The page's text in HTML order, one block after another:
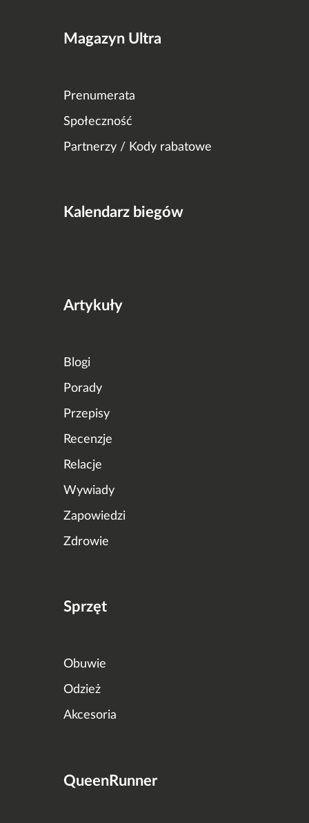
Magazyn Ultra
Prenumerata
Społeczność
Partnerzy / Kody rabatowe
Kalendarz biegów
Artykuły
Blogi
Porady
Przepisy
Recenzje
Relacje
Wywiady
Zapowiedzi
Zdrowie
Sprzęt
Obuwie
Odzież
Akcesoria
QueenRunner